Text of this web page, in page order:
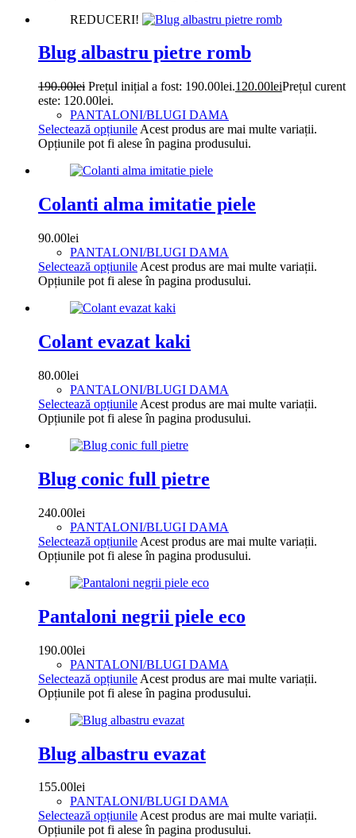
REDUCERI!
Blug albastru pietre romb
190.00lei Prețul inițial a fost: 190.00lei.120.00leiPrețul curent
este: 120.00lei.
PANTALONI/BLUGI DAMA
Selectează opțiunile Acest produs are mai multe variații.
Opțiunile pot fi alese în pagina produsului.
Colanti alma imitatie piele
90.00lei
PANTALONI/BLUGI DAMA
Selectează opțiunile Acest produs are mai multe variații.
Opțiunile pot fi alese în pagina produsului.
Colant evazat kaki
80.00lei
PANTALONI/BLUGI DAMA
Selectează opțiunile Acest produs are mai multe variații.
Opțiunile pot fi alese în pagina produsului.
Blug conic full pietre
240.00lei
PANTALONI/BLUGI DAMA
Selectează opțiunile Acest produs are mai multe variații.
Opțiunile pot fi alese în pagina produsului.
Pantaloni negrii piele eco
190.00lei
PANTALONI/BLUGI DAMA
Selectează opțiunile Acest produs are mai multe variații.
Opțiunile pot fi alese în pagina produsului.
Blug albastru evazat
155.00lei
PANTALONI/BLUGI DAMA
Selectează opțiunileAcest produs are mai multe variații.
Opțiunile pot fi alese în pagina produsului.